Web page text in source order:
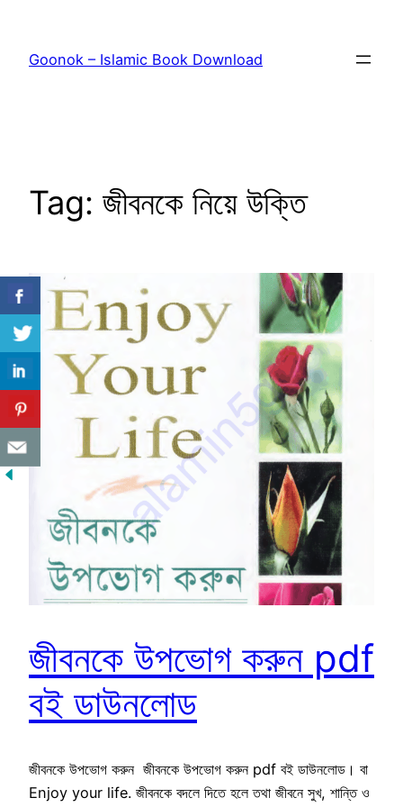
content
Goonok – Islamic Book Download
Tag: জীবনকে নিয়ে উক্তি
জীবনকে উপভোগ করুন pdf
বই ডাউনলোড
জীবনকে উপভোগ করুন জীবনকে উপভোগ করুন pdf বই ডাউনলোড। বা
Enjoy your life. জীবনকে বদলে দিতে হলে তথা জীবনে সুখ, শান্তি ও